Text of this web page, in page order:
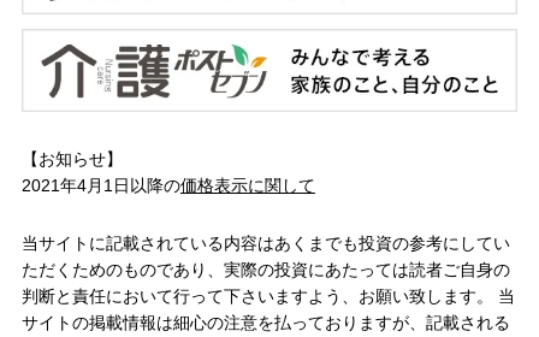
【お知らせ】
2021年4月1日以降の価格表示に関して
当サイトに記載されている内容はあくまでも投資の参考にしてい
ただくためのものであり、実際の投資にあたっては読者ご自身の
判断と責任において行って下さいますよう、お願い致します。 当
サイトの掲載情報は細心の注意を払っておりますが、記載される